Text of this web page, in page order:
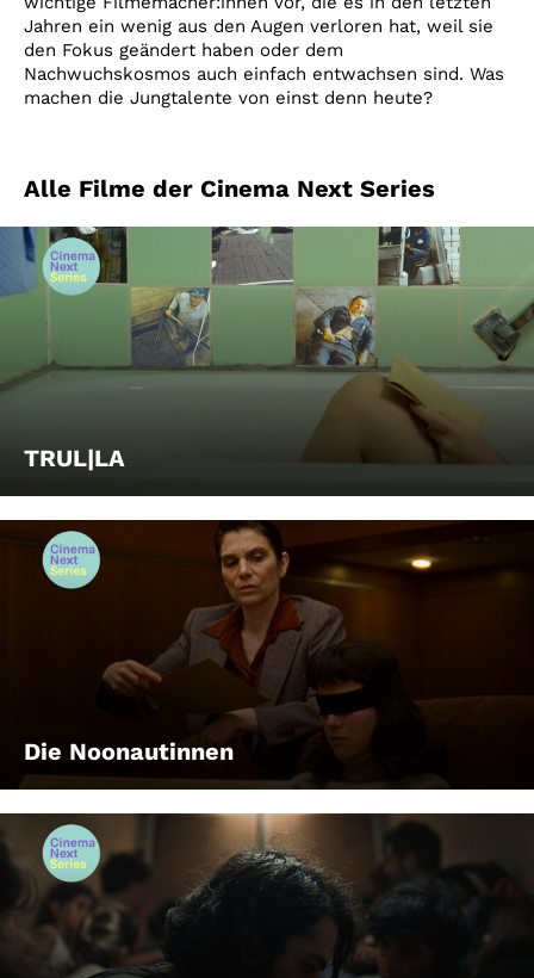
Jahren ein wenig aus den Augen verloren hat, weil sie
den Fokus geändert haben oder dem
Nachwuchskosmos auch einfach entwachsen sind. Was
machen die Jungtalente von einst denn heute?
Alle Filme der Cinema Next Series
TRUL|LA
Die Noonautinnen